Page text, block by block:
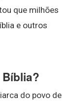
que milhões
e outros
do povo de